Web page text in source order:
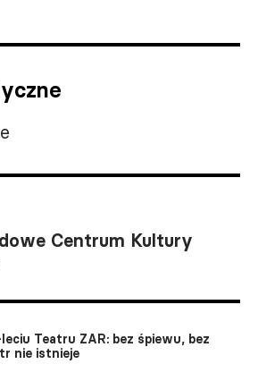
Centrum Kultury
Teatru ZAR: bez śpiewu, bez
nie istnieje